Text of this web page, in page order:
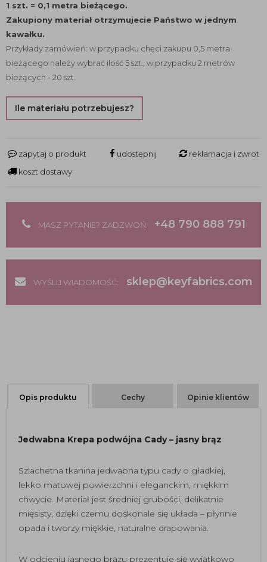
1 szt. = 0,1 metra bieżącego.
Zakupiony materiał otrzymujecie Państwo w jednym
kawałku.
Przykłady zamówień: w przypadku chęci zakupu 0,5 metra
bieżącego należy wybrać ilość 5 szt., w przypadku 2 metrów
bieżących - 20 szt.
Ile materiału potrzebujesz?
zapytaj o produkt udostępnij
reklamacja i zwrot
koszt dostawy
MASZ PYTANIE? ZADZWOŃ +48 790 888 791
WYŚLIJ WIADOMOŚĆ: sklep@keyfabrics.com
Opis produktu Cechy Opinie klientów
Jedwabna Krepa podwójna Cady – jasny brąz
Szlachetna tkanina jedwabna typu cady o gładkiej,
lekko matowej powierzchni i eleganckim, miękkim
chwycie. Materiał jest średniej grubości, delikatnie
mięsisty, dzięki czemu doskonale się układa – płynnie
opada i tworzy miękkie, naturalne drapowania.
W odcieniu jasnego brązu prezentuje się wyjątkowo